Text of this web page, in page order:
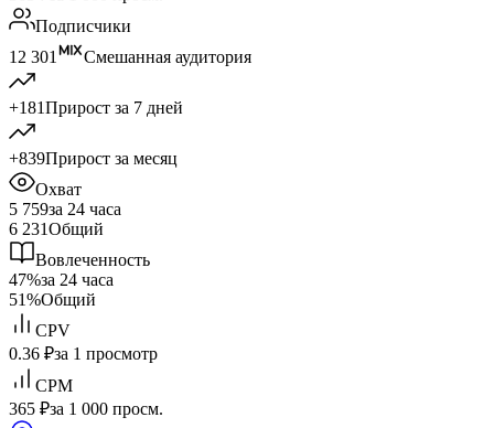
Подписчики
12 301
Смешанная аудитория
+181Прирост за 7 дней
+839Прирост за месяц
Охват
5 759за 24 часа
6 231Общий
Вовлеченность
47%за 24 часа
51%Общий
CPV
0.36 ₽за 1 просмотр
CPM
365 ₽за 1 000 просм.